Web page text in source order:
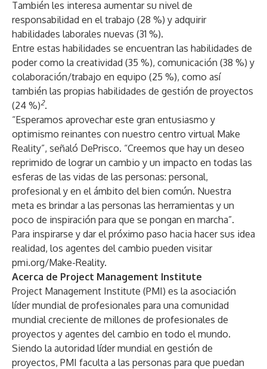
También les interesa aumentar su nivel de
responsabilidad en el trabajo (28 %) y adquirir
habilidades laborales nuevas (31 %).
Entre estas habilidades se encuentran las habilidades de
poder como la creatividad (35 %), comunicación (38 %) y
colaboración/trabajo en equipo (25 %), como así
también las propias habilidades de gestión de proyectos
(24 %)2.
“Esperamos aprovechar este gran entusiasmo y
optimismo reinantes con nuestro centro virtual Make
Reality”, señaló DePrisco. “Creemos que hay un deseo
reprimido de lograr un cambio y un impacto en todas las
esferas de las vidas de las personas: personal,
profesional y en el ámbito del bien común. Nuestra
meta es brindar a las personas las herramientas y un
poco de inspiración para que se pongan en marcha”.
Para inspirarse y dar el próximo paso hacia hacer sus idea
realidad, los agentes del cambio pueden visitar
pmi.org/Make-Reality.
Acerca de Project Management Institute
Project Management Institute (PMI) es la asociación
líder mundial de profesionales para una comunidad
mundial creciente de millones de profesionales de
proyectos y agentes del cambio en todo el mundo.
Siendo la autoridad líder mundial en gestión de
proyectos, PMI faculta a las personas para que puedan